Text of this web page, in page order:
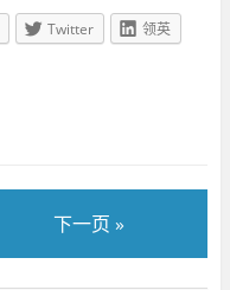
Twitter
领英
下一页 »